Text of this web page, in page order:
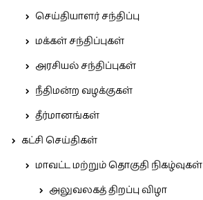
செய்தியாளர் சந்திப்பு
மக்கள் சந்திப்புகள்
அரசியல் சந்திப்புகள்
நீதிமன்ற வழக்குகள்
தீர்மானங்கள்
கட்சி செய்திகள்
மாவட்ட மற்றும் தொகுதி நிகழ்வுகள்
அலுவலகத் திறப்பு விழா